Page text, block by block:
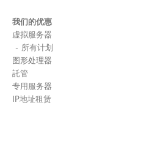
我们的优惠
虚拟服务器
所有计划
图形处理器
託管
专用服务器
IP地址租赁